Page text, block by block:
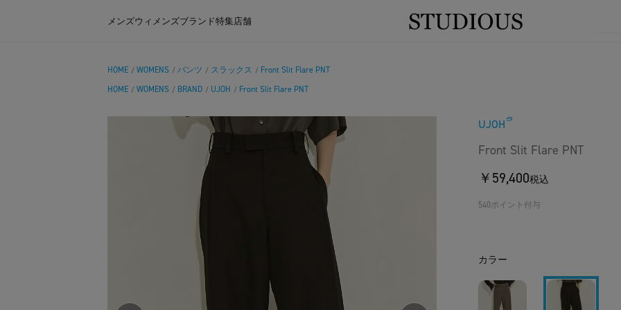
メンズウィメンズブランド特集店舗
HOME / WOMENS / パンツ / スラックス / Front Slit Flare PNT
HOME / WOMENS / BRAND / UJOH / Front Slit Flare PNT
UJOH
Front Slit Flare PNT
￥59,400税込
540ポイント付与
カラー